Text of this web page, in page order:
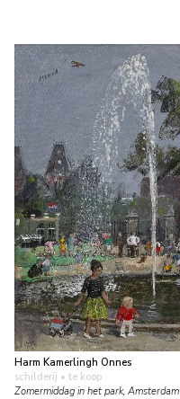
Harm Kamerlingh Onnes
schilderij • te koop
Zomermiddag in het park, Amsterdam